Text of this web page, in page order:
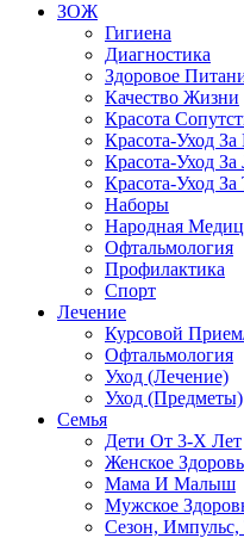
ЗОЖ
Гигиена
Диагностика
Здоровое
Качество Жизни
Красота
Красота-Уход
Красота-Уход
Красота-Уход За
Наборы
Народная
Офтальмология
Профилактика
Спорт
Лечение
Курсовой
Офтальмология
Уход (Лечение)
Уход (Предметы)
Семья
Дети От 3-Х Лет
Женское
Мама И Малыш
Мужское
Сезон, Импульс,